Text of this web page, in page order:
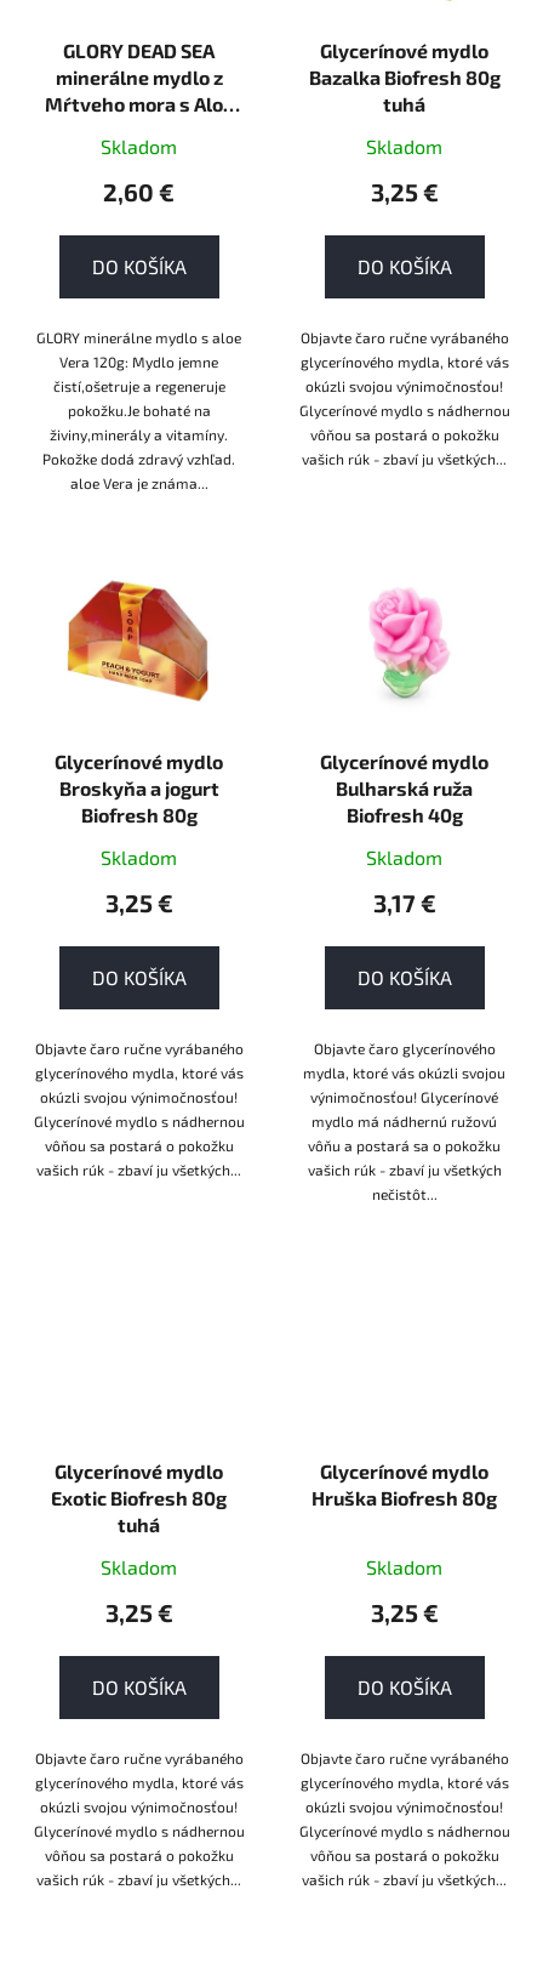
GLORY DEAD SEA
minerálne mydlo z
Mŕtveho mora s Aloe
Skladom
2,60 €
DO KOŠÍKA
GLORY minerálne mydlo s aloe
Vera 120g: Mydlo jemne
čistí,ošetruje a regeneruje
pokožku.Je bohaté na
živiny,minerály a vitamíny.
Pokožke dodá zdravý vzhľad.
aloe Vera je známa...
Glycerínové mydlo
Bazalka Biofresh 80g
tuhá
Skladom
3,25 €
DO KOŠÍKA
Objavte čaro ručne vyrábaného
glycerínového mydla, ktoré vás
okúzli svojou výnimočnosťou!
Glycerínové mydlo s nádhernou
vôňou sa postará o pokožku
vašich rúk - zbaví ju všetkých...
Glycerínové mydlo
Broskyňa a jogurt
Biofresh 80g
Skladom
3,25 €
DO KOŠÍKA
Objavte čaro ručne vyrábaného
glycerínového mydla, ktoré vás
okúzli svojou výnimočnosťou!
Glycerínové mydlo s nádhernou
vôňou sa postará o pokožku
vašich rúk - zbaví ju všetkých...
Glycerínové mydlo
Bulharská ruža
Biofresh 40g
Skladom
3,17 €
DO KOŠÍKA
Objavte čaro glycerínového
mydla, ktoré vás okúzli svojou
výnimočnosťou! Glycerínové
mydlo má nádhernú ružovú
vôňu a postará sa o pokožku
vašich rúk - zbaví ju všetkých
nečistôt...
Glycerínové mydlo
Exotic Biofresh 80g
tuhá
Skladom
3,25 €
DO KOŠÍKA
Objavte čaro ručne vyrábaného
glycerínového mydla, ktoré vás
okúzli svojou výnimočnosťou!
Glycerínové mydlo s nádhernou
vôňou sa postará o pokožku
vašich rúk - zbaví ju všetkých...
Glycerínové mydlo
Hruška Biofresh 80g
Skladom
3,25 €
DO KOŠÍKA
Objavte čaro ručne vyrábaného
glycerínového mydla, ktoré vás
okúzli svojou výnimočnosťou!
Glycerínové mydlo s nádhernou
vôňou sa postará o pokožku
vašich rúk - zbaví ju všetkých...